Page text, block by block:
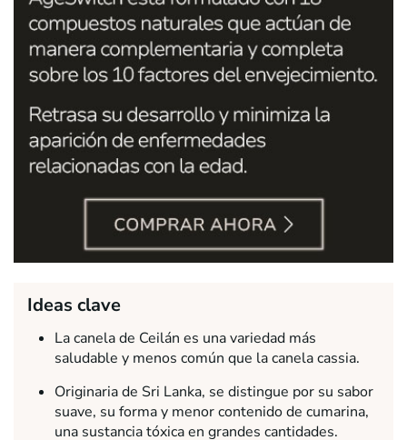
Ideas clave
La canela de Ceilán es una variedad más
saludable y menos común que la canela cassia.
Originaria de Sri Lanka, se distingue por su sabor
suave, su forma y menor contenido de cumarina,
una sustancia tóxica en grandes cantidades.